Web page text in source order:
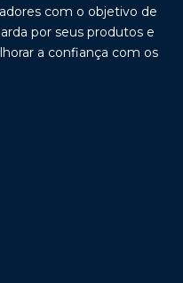
com o objetivo de
por seus produtos e
a confiança com os